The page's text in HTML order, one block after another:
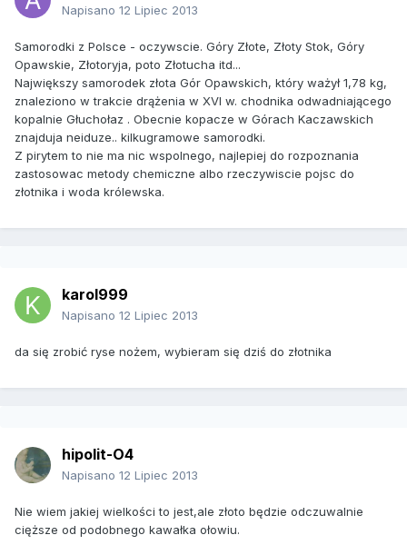
Napisano 12 Lipiec 2013
Samorodki z Polsce - oczywscie. Góry Złote, Złoty Stok, Góry
Opawskie, Złotoryja, poto Złotucha itd...
Największy samorodek złota Gór Opawskich, który ważył 1,78 kg,
znaleziono w trakcie drążenia w XVI w. chodnika odwadniającego
kopalnie Głuchołaz . Obecnie kopacze w Górach Kaczawskich
znajduja neiduze.. kilkugramowe samorodki.
Z pirytem to nie ma nic wspolnego, najlepiej do rozpoznania
zastosowac metody chemiczne albo rzeczywiscie pojsc do
złotnika i woda królewska.
karol999
Napisano 12 Lipiec 2013
da się zrobić ryse nożem, wybieram się dziś do złotnika
hipolit-O4
Napisano 12 Lipiec 2013
Nie wiem jakiej wielkości to jest,ale złoto będzie odczuwalnie
cięższe od podobnego kawałka ołowiu.